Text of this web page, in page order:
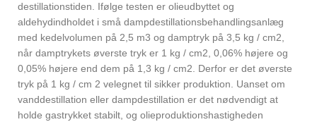
destillationstiden. Ifølge testen er olieudbyttet og
aldehydindholdet i små dampdestillationsbehandlingsanlæg
med kedelvolumen på 2,5 m3 og damptryk på 3,5 kg / cm2,
når damptrykets øverste tryk er 1 kg / cm2, 0,06% højere og
0,05% højere end dem på 1,3 kg / cm2. Derfor er det øverste
tryk på 1 kg / cm 2 velegnet til sikker produktion. Uanset om
vanddestillation eller dampdestillation er det nødvendigt at
holde gastrykket stabilt, og olieproduktionshastigheden